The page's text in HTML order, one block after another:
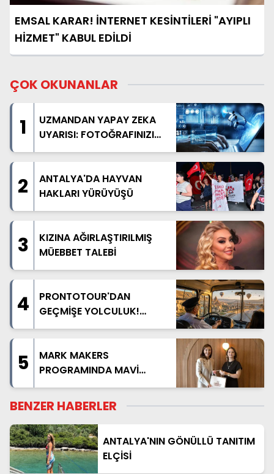
EMSAL KARAR! İNTERNET KESİNTİLERİ "AYIPLI
HİZMET" KABUL EDİLDİ
ÇOK OKUNANLAR
1
UZMANDAN YAPAY ZEKA
UYARISI: FOTOĞRAFINIZI
PAYLAŞMADAN BİR KEZ
2
ANTALYA'DA HAYVAN
HAKLARI YÜRÜYÜŞÜ
3
KIZINA AĞIRLAŞTIRILMIŞ
MÜEBBET TALEBİ
4
PRONTOTOUR'DAN
GEÇMİŞE YOLCULUK!
NOSTALJİK OTOBÜSLÜ
BAŞLIYOR
5
MARK MAKERS
PROGRAMINDA MAVİ
AKDENİZ ANLATILDI
BENZER HABERLER
ANTALYA'NIN GÖNÜLLÜ TANITIM
ELÇİSİ